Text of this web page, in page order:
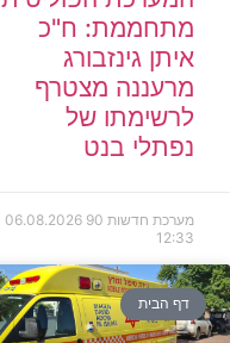
מתחממת: ח"כ
איתן גינזבורג
מרעננה מצטרף
לרשימתו של
נפתלי בנט
מערכת חדשות 90
06.08.2026
12:33
דף הבית